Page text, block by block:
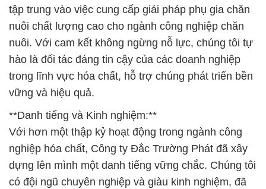
tập trung vào việc cung cấp giải pháp phụ gia chăn
nuôi chất lượng cao cho ngành công nghiệp chăn
nuôi. Với cam kết không ngừng nỗ lực, chúng tôi tự
hào là đối tác đáng tin cậy của các doanh nghiệp
trong lĩnh vực hóa chất, hỗ trợ chúng phát triển bền
vững và hiệu quả.
**Danh tiếng và Kinh nghiệm:**
Với hơn một thập kỷ hoạt động trong ngành công
nghiệp hóa chất, Công ty Đắc Trường Phát đã xây
dựng lên mình một danh tiếng vững chắc. Chúng tôi
có đội ngũ chuyên nghiệp và giàu kinh nghiệm, đã